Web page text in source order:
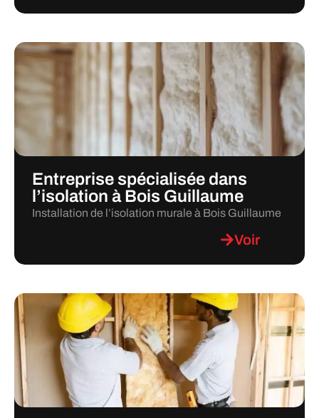
Entreprise spécialisée dans
l’isolation à Bois Guillaume
Installation de l’isolation murale à Bois Guillaume
Voir